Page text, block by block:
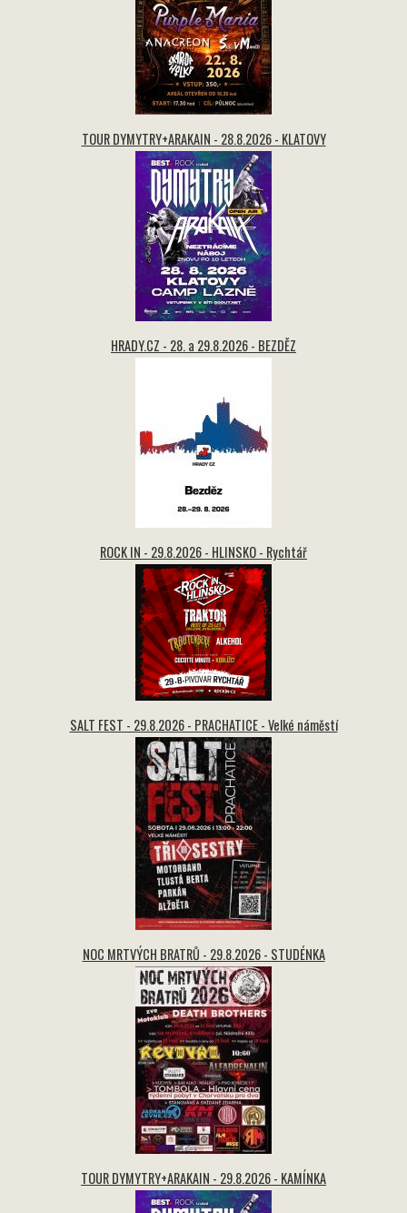
TOUR DYMYTRY+ARAKAIN - 28.8.2026 - KLATOVY
HRADY.CZ - 28. a 29.8.2026 - BEZDĚZ
ROCK IN - 29.8.2026 - HLINSKO - Rychtář
SALT FEST - 29.8.2026 - PRACHATICE - Velké náměstí
NOC MRTVÝCH BRATRŮ - 29.8.2026 - STUDÉNKA
TOUR DYMYTRY+ARAKAIN - 29.8.2026 - KAMÍNKA